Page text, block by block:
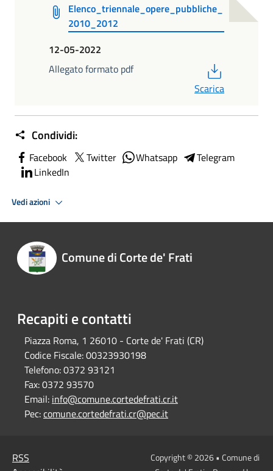
Elenco_triennale_opere_pubbliche_
2010_2012
12-05-2022
Allegato formato pdf
Scarica
Condividi:
Facebook Twitter Whatsapp
Telegram
LinkedIn
Vedi azioni
Comune di Corte de' Frati
Recapiti e contatti
Piazza Roma, 1 26010 - Corte de' Frati (CR)
Codice Fiscale:00323930198
Telefono:0372 93121
Fax:0372 93570
Email: info@comune.cortedefrati.cr.it
Pec:comune.cortedefrati.cr@pec.it
RSS
Copyright © 2026 • Comune di